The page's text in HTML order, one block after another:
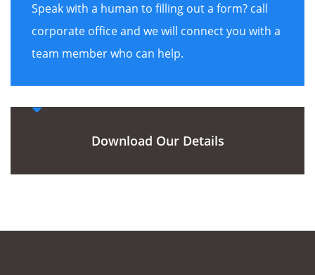
Speak with a human to filling out a form? call
corporate office and we will connect you with a
team member who can help.
Download Our Details